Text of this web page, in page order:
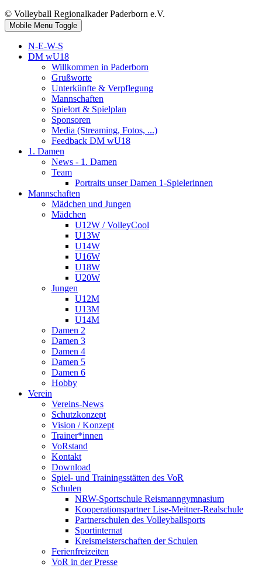
© Volleyball Regionalkader Paderborn e.V.
Mobile Menu Toggle
N-E-W-S
DM wU18
Willkommen in Paderborn
Grußworte
Unterkünfte & Verpflegung
Mannschaften
Spielort & Spielplan
Sponsoren
Media (Streaming, Fotos, ...)
Feedback DM wU18
1. Damen
News - 1. Damen
Team
Portraits unser Damen 1-Spielerinnen
Mannschaften
Mädchen und Jungen
Mädchen
U12W / VolleyCool
U13W
U14W
U16W
U18W
U20W
Jungen
U12M
U13M
U14M
Damen 2
Damen 3
Damen 4
Damen 5
Damen 6
Hobby
Verein
Vereins-News
Schutzkonzept
Vision / Konzept
Trainer*innen
VoRstand
Kontakt
Download
Spiel- und Trainingsstätten des VoR
Schulen
NRW-Sportschule Reismanngymnasium
Kooperationspartner Lise-Meitner-Realschule
Partnerschulen des Volleyballsports
Sportinternat
Kreismeisterschaften der Schulen
Ferienfreizeiten
VoR in der Presse